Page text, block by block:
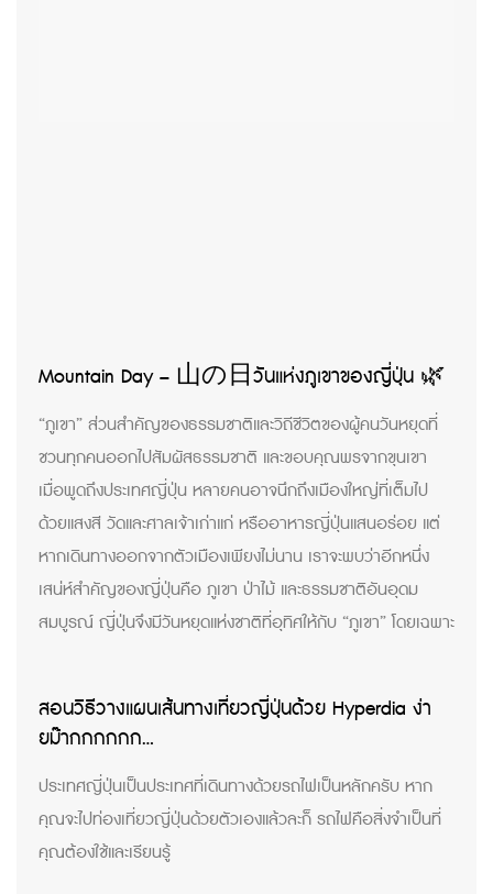
Mountain Day – 山の日วันแห่งภูเขาของญี่ปุ่น 🌿
“ภูเขา” ส่วนสำคัญของธรรมชาติและวิถีชีวิตของผู้คนวันหยุดที่
ชวนทุกคนออกไปสัมผัสธรรมชาติ และขอบคุณพรจากขุนเขา
เมื่อพูดถึงประเทศญี่ปุ่น หลายคนอาจนึกถึงเมืองใหญ่ที่เต็มไป
ด้วยแสงสี วัดและศาลเจ้าเก่าแก่ หรืออาหารญี่ปุ่นแสนอร่อย แต่
หากเดินทางออกจากตัวเมืองเพียงไม่นาน เราจะพบว่าอีกหนึ่ง
เสน่ห์สำคัญของญี่ปุ่นคือ ภูเขา ป่าไม้ และธรรมชาติอันอุดม
สมบูรณ์ ญี่ปุ่นจึงมีวันหยุดแห่งชาติที่อุทิศให้กับ “ภูเขา” โดยเฉพาะ
สอนวิธีวางแผนเส้นทางเที่ยวญี่ปุ่นด้วย Hyperdia ง่า
ยม๊ากกกกกก…
ประเทศญี่ปุ่นเป็นประเทศที่เดินทางด้วยรถไฟเป็นหลักครับ หาก
คุณจะไปท่องเที่ยวญี่ปุ่นด้วยตัวเองแล้วละก็ รถไฟคือสิ่งจำเป็นที่
คุณต้องใช้และเรียนรู้